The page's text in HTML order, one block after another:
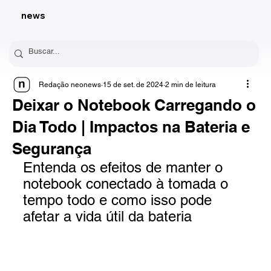
news
Deixar o Notebook Carregando o
Dia Todo | Impactos na Bateria e
Segurança
Redação neonews 15 de set. de 2024 2 min de leitura
Entenda os efeitos de manter o
notebook conectado à tomada o
tempo todo e como isso pode
afetar a vida útil da bateria